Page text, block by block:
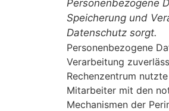
Personenbezogene
Speicherung und
Datenschutz sorgt.
Personenbezogene
Verarbeitung
Rechenzentrum
Mitarbeiter mit den
Mechanismen der